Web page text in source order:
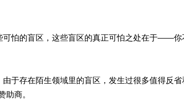
可怕的盲区，这些盲区的真正可怕之处在于——你
于存在陌生领域里的盲区，发生过很多值得反省
助商。